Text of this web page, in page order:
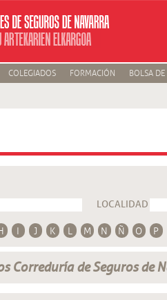
COLEGIADOS FORMACIÓN BOLSA
LOCALIDAD
I J K L M N Ñ O P
Correduría de Seguros de